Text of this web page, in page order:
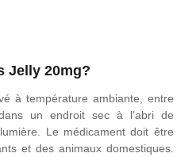
Jelly 20mg?
à température ambiante, entre
un endroit sec à l'abri de
Le médicament doit être
et des animaux domestiques.